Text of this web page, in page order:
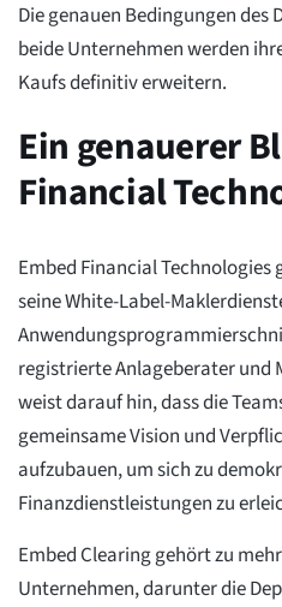
Die genauen Bedingungen des
beide Unternehmen werden
Kaufs definitiv erweitern.
Ein genauerer
Financial
Embed Financial Technologies
seine White-Label-
registrierte Anlageberater und
weist darauf hin, dass die
gemeinsame Vision und
aufzubauen, um sich zu
Finanzdienstleistungen zu
Embed Clearing gehört zu
Unternehmen, darunter die